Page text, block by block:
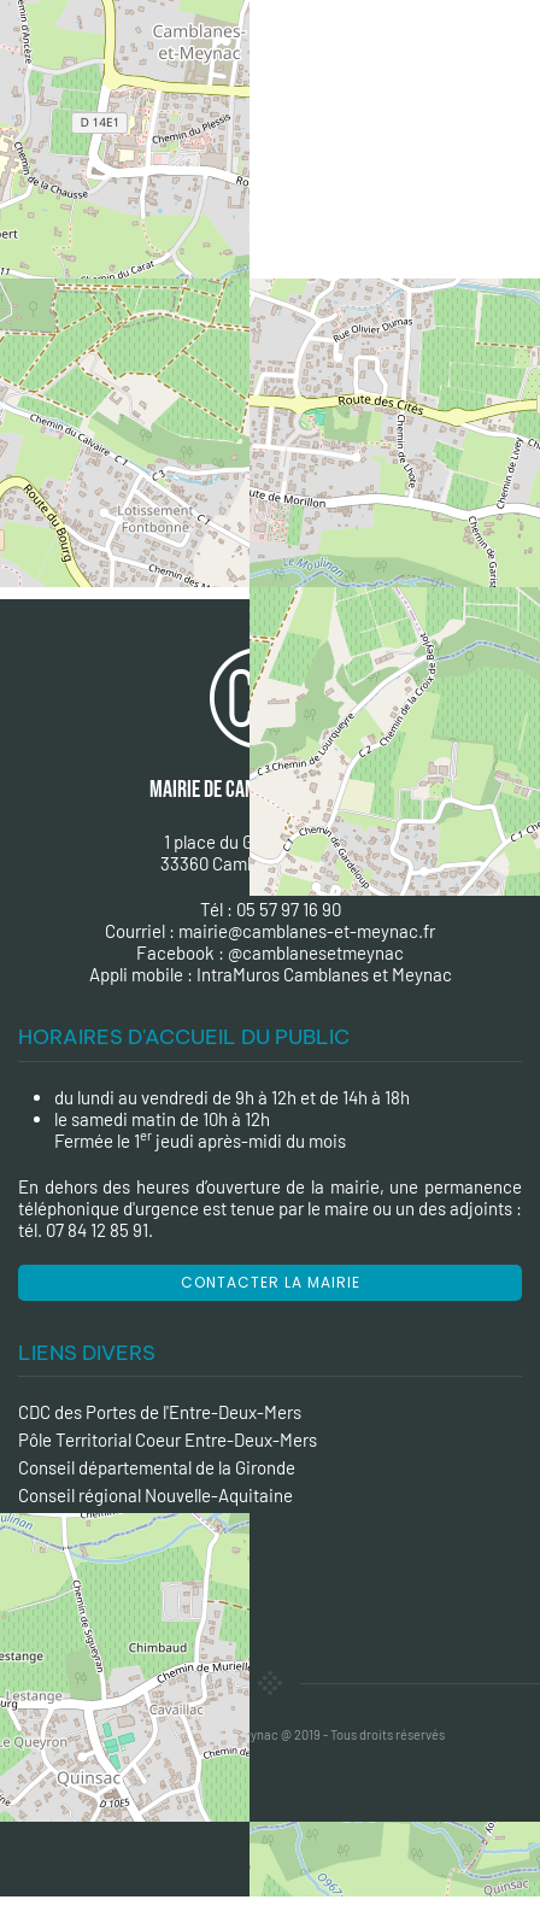
+−
Leaflet ©OpenStreetMap
CONTACT
Nom : BORIE Thomas
Email :
contact@entre2clics.fr
Téléphone : 06 99 76 48 83
MAIRIE DE CAMBLANES & MEYNAC
1 place du Général De Gaulle
33360 Camblanes et Meynac
Tél : 05 57 97 16 90
Courriel : mairie@camblanes-et-meynac.fr
Facebook : @camblanesetmeynac
Appli mobile : IntraMuros Camblanes et Meynac
HORAIRES D'ACCUEIL DU PUBLIC
du lundi au vendredi de 9h à 12h et de 14h à 18h
le samedi matin de 10h à 12h
Fermée le 1er jeudi après-midi du mois
En dehors des heures d’ouverture de la mairie, une permanence
téléphonique d'urgence est tenue par le maire ou un des adjoints :
tél. 07 84 12 85 91.
CONTACTER LA MAIRIE
LIENS DIVERS
CDC des Portes de l'Entre-Deux-Mers
Pôle Territorial Coeur Entre-Deux-Mers
Conseil départemental de la Gironde
Conseil régional Nouvelle-Aquitaine
Préfecture de la Gironde
Entre-Deux-Mers Tourisme
Semoctom
Transgironde
Mairie de Camblanes et Meynac @ 2019 - Tous droits réservés
MENTIONS LÉGALES